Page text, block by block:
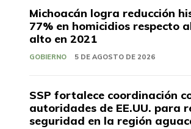
Michoacán logra reducción
77% en homicidios respecto
alto en 2021
GOBIERNO 5 DE AGOSTO DE 2026
SSP fortalece coordinación
autoridades de EE.UU. para
seguridad en la región